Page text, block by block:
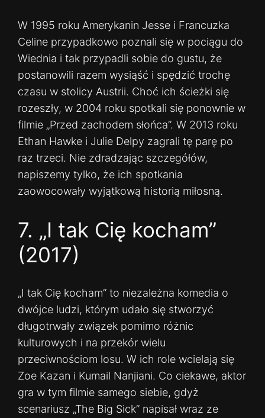
W 1995 roku Amerykanin Jesse i Francuzka
Celine przypadkowo poznali się w pociągu do
Wiednia i tak przypadli sobie do gustu, że
postanowili razem wysiąść i spędzić trochę
czasu w stolicy Austrii. Choć ich ścieżki się
rozeszły, w 2004 roku spotkali się ponownie w
filmie „Przed zachodem słońca”. W 2013 roku
Ethan Hawke i Julie Delpy zagrali tę parę po
raz trzeci. Nie zdradzając szczegółów,
napiszemy tylko, że ich spotkania
zaowocowały wyjątkową historią miłosną.
7. „I tak Cię kocham”
(2017)
„I tak Cię kocham” to niezależna komedia o
dwójce ludzi, którym udało się stworzyć
długotrwały związek pomimo różnic
kulturowych i na przekór wielu
przeciwnościom losu. W ich role wcielają się
Zoe Kazan i Kumail Nanjiani. Co ciekawe, aktor
gra w tym filmie samego siebie, gdyż
scenariusz „The Big Sick” napisał wraz ze